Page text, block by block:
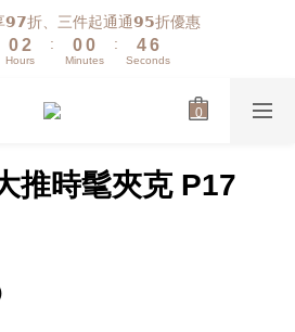
𝟵𝟳折、三件起通通𝟵𝟱折優惠
1
0
3
2
1
Hours
:
1
0
1
0
Minutes
:
5
4
3
7
6
5
0
Seconds
推時髦夾克 P17